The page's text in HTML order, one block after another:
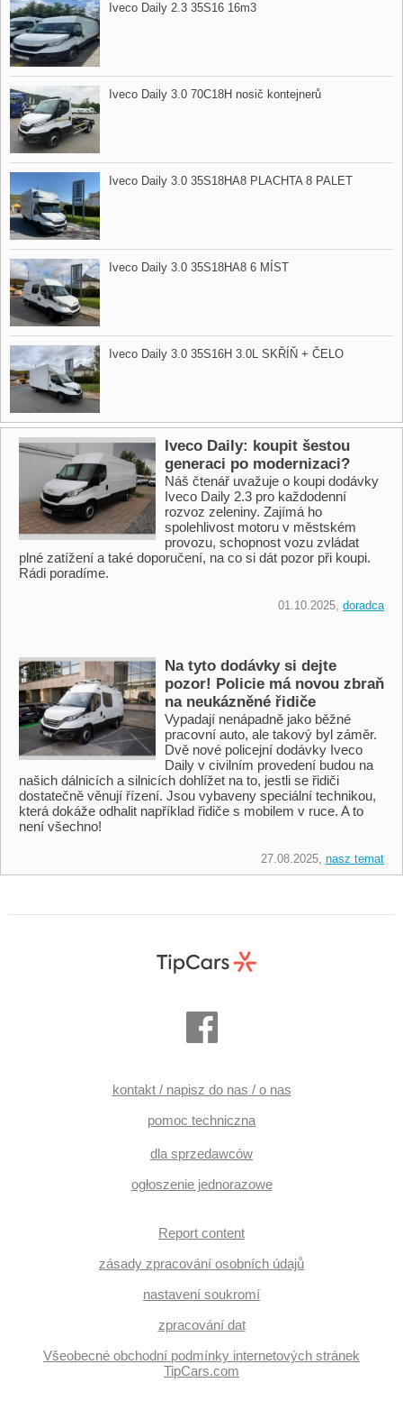
Iveco Daily 2.3 35S16 16m3
Iveco Daily 3.0 70C18H nosič kontejnerů
Iveco Daily 3.0 35S18HA8 PLACHTA 8 PALET
Iveco Daily 3.0 35S18HA8 6 MÍST
Iveco Daily 3.0 35S16H 3.0L SKŘÍŇ ​+ ČELO
Iveco Daily: koupit šestou
generaci po modernizaci?
Náš čtenář uvažuje o koupi dodávky
Iveco Daily 2.3 pro každodenní
rozvoz zeleniny. Zajímá ho
spolehlivost motoru v městském
provozu, schopnost vozu zvládat
plné zatížení a také doporučení, na co si dát pozor při koupi.
Rádi poradíme.
01.10.2025, doradca
Na tyto dodávky si dejte
pozor! Policie má novou zbraň
na neukázněné řidiče
Vypadají nenápadně jako běžné
pracovní auto, ale takový byl záměr.
Dvě nové policejní dodávky Iveco
Daily v civilním provedení budou na
našich dálnicích a silnicích dohlížet na to, jestli se řidiči
dostatečně věnují řízení. Jsou vybaveny speciální technikou,
která dokáže odhalit například řidiče s mobilem v ruce. A to
není všechno!
27.08.2025, nasz temat
kontakt / napisz do nas / o nas
pomoc techniczna
dla sprzedawców
ogłoszenie jednorazowe
Report content
zásady zpracování osobních údajů
nastavení soukromí
zpracování dat
Všeobecné obchodní podmínky internetových stránek
TipCars.com